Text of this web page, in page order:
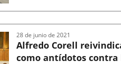
Alfredo Corell
como antídotos
28 de junio de 2021